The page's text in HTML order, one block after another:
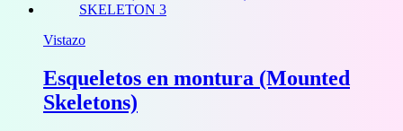
Vistazo
Esqueletos en montura (Mounted
Skeletons)